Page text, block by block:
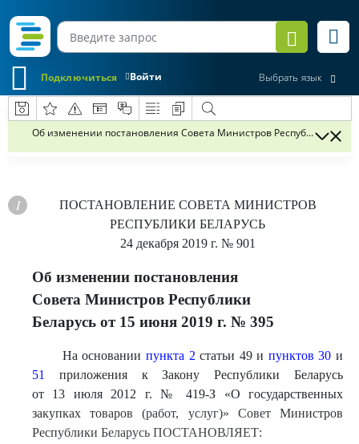
Войти
Подключиться Выбрать язык
Об изменении постановления Совета Министров Республики
ПОСТАНОВЛЕНИЕ СОВЕТА МИНИСТРОВ
РЕСПУБЛИКИ БЕЛАРУСЬ
24 декабря 2019 г. № 901
Об изменении постановления
Совета Министров Республики
Беларусь от 15 июня 2019 г. № 395
На основании пункта 2 статьи 49 и пунктов 30 и
51
приложения к Закону Республики Беларусь
от 13 июля 2012 г. № 419-З «О государственных
закупках товаров (работ, услуг)» Совет Министров
Республики Беларусь ПОСТАНОВЛЯЕТ: